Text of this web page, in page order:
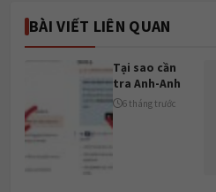
BÀI VIẾT LIÊN QUAN
Tại sao cần
tra Anh-Anh
6 tháng trước